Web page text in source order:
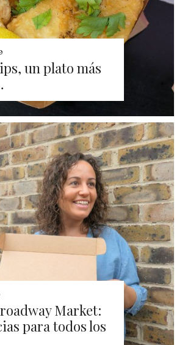
un plato más
Market:
para todos los